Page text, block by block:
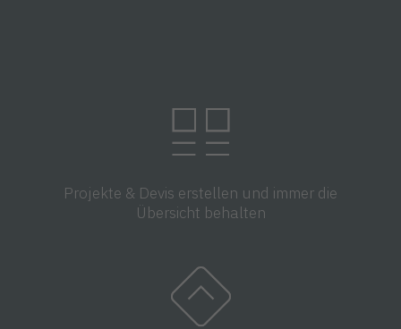
Projekte & Devis erstellen und immer die
Übersicht behalten